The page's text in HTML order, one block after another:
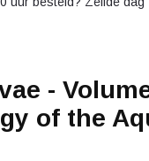
-
of the